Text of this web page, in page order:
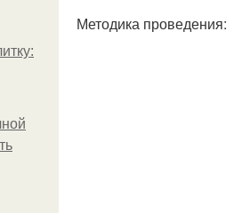
Методика проведения: